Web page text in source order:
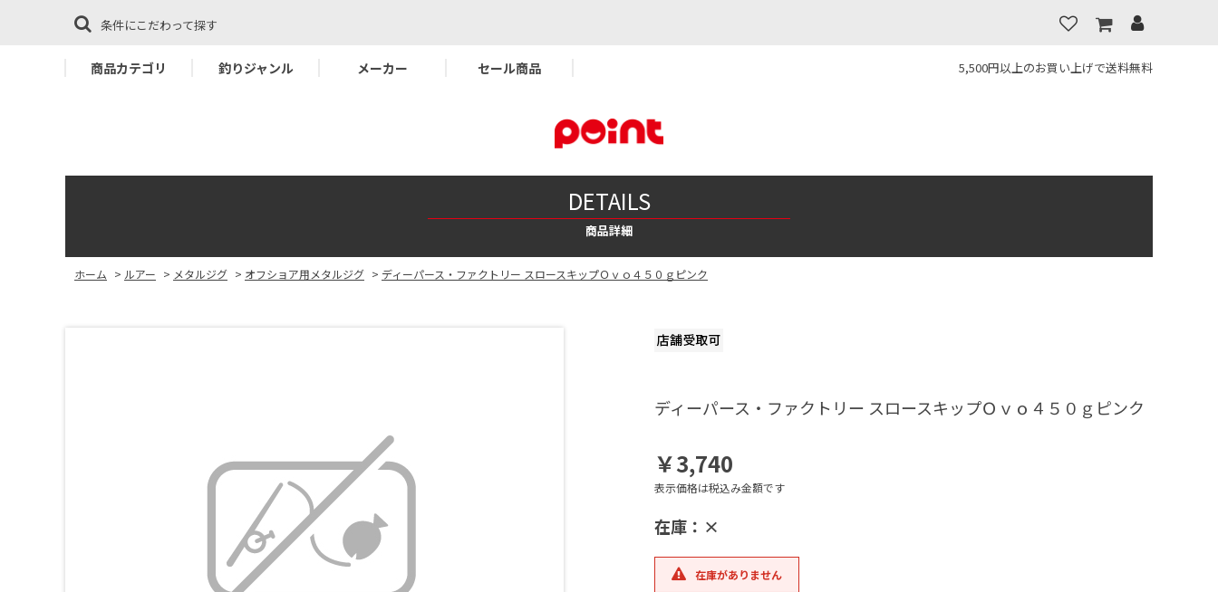
条件にこだわって探す
商品カテゴリ 釣りジャンル メーカー セール商品 5,500円以上のお買い上げで送料無料
DETAILS
商品詳細
ホーム > ルアー > メタルジグ > オフショア用メタルジグ > ディーパース・ファクトリー スロースキップＯｖｏ４５０ｇピンク
ディーパース・ファクトリー スロースキップＯｖｏ４５０ｇピンク
￥3,740
表示価格は税込み金額です
在庫：×
在庫がありません